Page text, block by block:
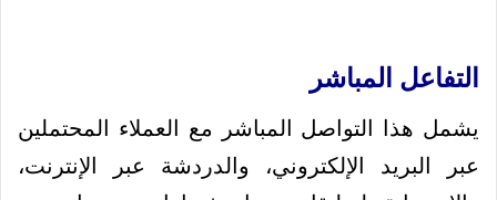
التفاعل المباشر
يشمل هذا التواصل المباشر مع العملاء المحتملين
عبر البريد الإلكتروني، والدردشة عبر الإنترنت،